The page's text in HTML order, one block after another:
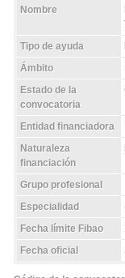
Nombre
Tipo de ayuda
Ámbito
Estado de la
convocatoria
Entidad financiadora
Naturaleza
financiación
Grupo profesional
Especialidad
Fecha límite Fibao
Fecha oficial